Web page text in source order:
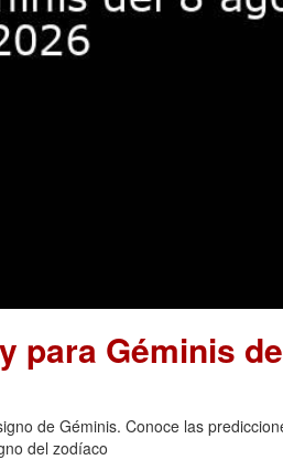
para Géminis
de Géminis. Conoce las
del zodíaco